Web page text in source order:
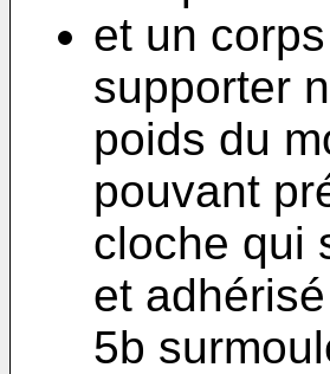
et un
supporter
poids du
pouvant
cloche qui
et
5b